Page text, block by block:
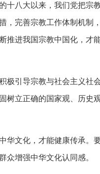
十八大以来，我们党把宗
，完善宗教工作体制机制
推进我国宗教中国化，才
极引导宗教与社会主义社
立正确的国家观、历史
华文化，才能健康传承。
众增强中华文化认同感。